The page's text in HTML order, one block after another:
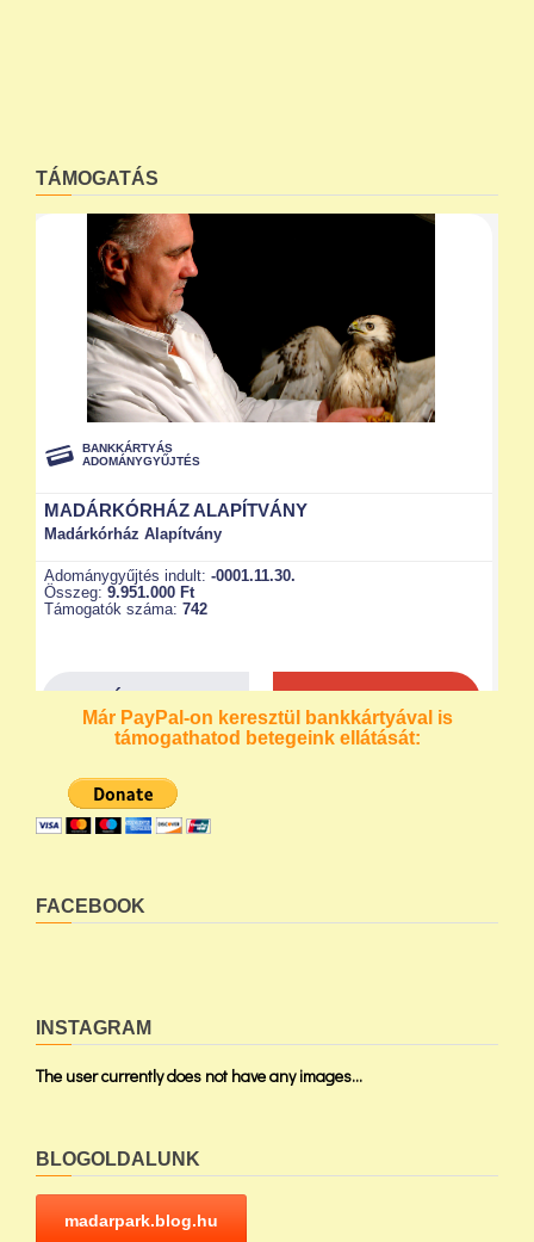
TÁMOGATÁS
Már PayPal-on keresztül bankkártyával is
támogathatod betegeink ellátását:
FACEBOOK
INSTAGRAM
The user currently does not have any images...
BLOGOLDALUNK
madarpark.blog.hu